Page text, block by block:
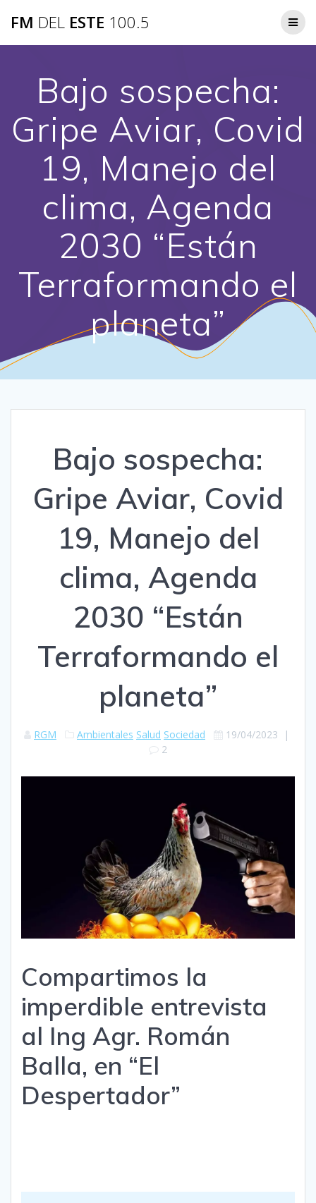
FM DEL ESTE 100.5
Bajo sospecha:
Gripe Aviar, Covid
19, Manejo del
clima, Agenda
2030 “Están
Terraformando el
planeta”
Bajo sospecha:
Gripe Aviar, Covid
19, Manejo del
clima, Agenda
2030 “Están
Terraformando el
planeta”
RGM Ambientales Salud Sociedad 19/04/2023 |
2
Compartimos la
imperdible entrevista
al Ing Agr. Román
Balla, en “El
Despertador”